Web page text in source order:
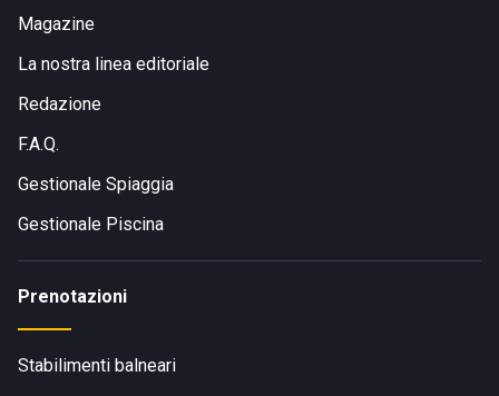
Magazine
La nostra linea editoriale
Redazione
F.A.Q.
Gestionale Spiaggia
Gestionale Piscina
Prenotazioni
Stabilimenti balneari